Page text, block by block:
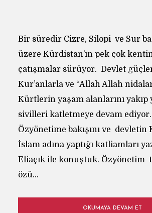
Bir süredir Cizre, Silopi ve Sur
üzere Kürdistan’ın pek çok
çatışmalar sürüyor. Devlet
Kur’anlarla ve “Allah Allah
Kürtlerin yaşam alanlarını yakıp
sivilleri katletmeye devam ediyor.
Özyönetime bakışını ve devletin
İslam adına yaptığı katliamları
Eliaçık ile konuştuk. Özyönetim
özü...
OKUMAYA DEVAM ET